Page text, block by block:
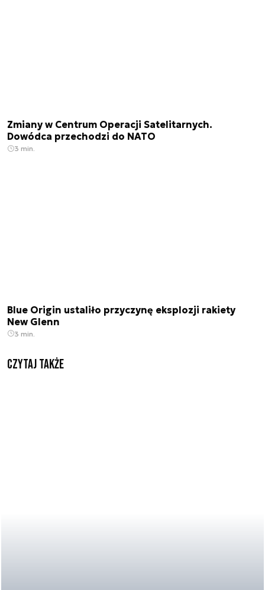
Zmiany w Centrum Operacji Satelitarnych.
Dowódca przechodzi do NATO
3 min.
Blue Origin ustaliło przyczynę eksplozji rakiety
New Glenn
3 min.
Czytaj także